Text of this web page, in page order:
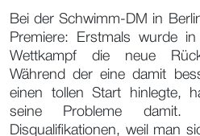
Bei der Schwimm-DM in
Premiere: Erstmals wurde
Wettkampf die neue
Während der eine damit
einen tollen Start hinlegte,
seine Probleme
Disqualifikationen, weil man